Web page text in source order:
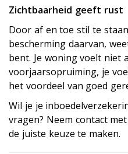
Zichtbaarheid geeft rust
Door af en toe stil te
bescherming daarvan,
bent. Je woning voelt niet
voorjaarsopruiming, je
het voordeel van goed
Wil je je
vragen? Neem contact
de juiste keuze te maken.